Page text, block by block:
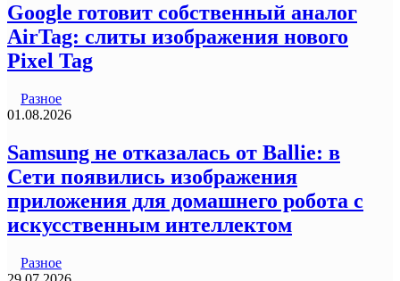
Google готовит собственный аналог
AirTag: слиты изображения нового
Pixel Tag
Разное
01.08.2026
Samsung не отказалась от Ballie: в
Сети появились изображения
приложения для домашнего робота с
искусственным интеллектом
Разное